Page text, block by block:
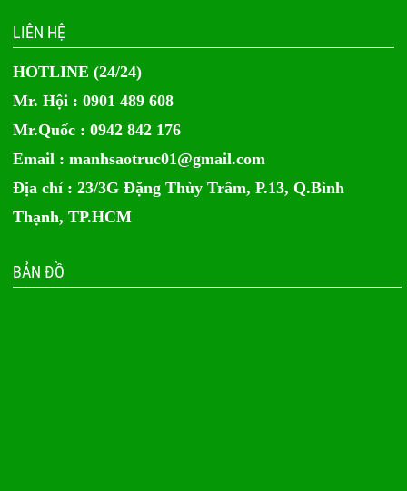
LIÊN HỆ
HOTLINE (24/24)
Mr. Hội : 0901 489 608
Mr.Quốc : 0942 842 176
Email :manhsaotruc01@gmail.com
Địa chỉ : 23/3G Đặng Thùy Trâm, P.13, Q.Bình
Thạnh, TP.HCM
BẢN ĐỒ